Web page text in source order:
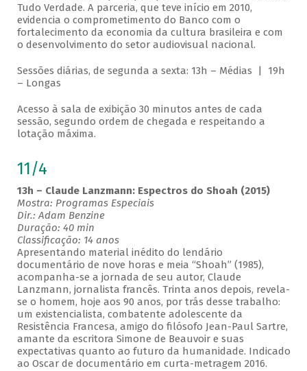
Tudo Verdade. A parceria, que teve início em 2010,
evidencia o comprometimento do Banco com o
fortalecimento da economia da cultura brasileira e com
o desenvolvimento do setor audiovisual nacional.
Sessões diárias, de segunda a sexta: 13h – Médias | 19h
– Longas
Acesso à sala de exibição 30 minutos antes de cada
sessão, segundo ordem de chegada e respeitando a
lotação máxima.
11/4
13h – Claude Lanzmann: Espectros do Shoah (2015)
Mostra: Programas Especiais
Dir.: Adam Benzine
Duração: 40 min
Classificação: 14 anos
Apresentando material inédito do lendário
documentário de nove horas e meia “Shoah” (1985),
acompanha-se a jornada de seu autor, Claude
Lanzmann, jornalista francês. Trinta anos depois, revela-
se o homem, hoje aos 90 anos, por trás desse trabalho:
um existencialista, combatente adolescente da
Resistência Francesa, amigo do filósofo Jean-Paul Sartre,
amante da escritora Simone de Beauvoir e suas
expectativas quanto ao futuro da humanidade. Indicado
ao Oscar de documentário em curta-metragem 2016.